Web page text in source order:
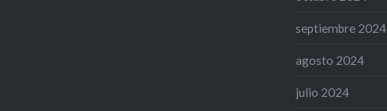
septiembre 2024
agosto 2024
julio 2024